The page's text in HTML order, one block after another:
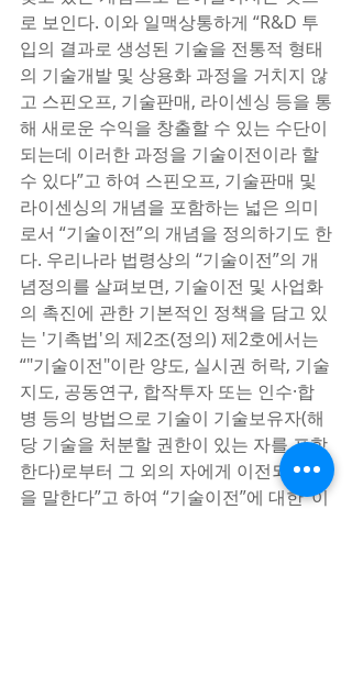
로 보인다. 이와 일맥상통하게 “R&D 투
입의 결과로 생성된 기술을 전통적 형태
의 기술개발 및 상용화 과정을 거치지 않
고 스핀오프, 기술판매, 라이센싱 등을 통
해 새로운 수익을 창출할 수 있는 수단이
되는데 이러한 과정을 기술이전이라 할
수 있다”고 하여 스핀오프, 기술판매 및
라이센싱의 개념을 포함하는 넓은 의미
로서 “기술이전”의 개념을 정의하기도 한
다. 우리나라 법령상의 “기술이전”의 개
념정의를 살펴보면, 기술이전 및 사업화
의 촉진에 관한 기본적인 정책을 담고 있
는 '기촉법'의 제2조(정의) 제2호에서는
“"기술이전"이란 양도, 실시권 허락, 기술
지도, 공동연구, 합작투자 또는 인수·합
병 등의 방법으로 기술이 기술보유자(해
당 기술을 처분할 권한이 있는 자를 포함
한다)로부터 그 외의 자에게 이전되는 것
을 말한다”고 하여 “기술이전”에 대한 ‘이